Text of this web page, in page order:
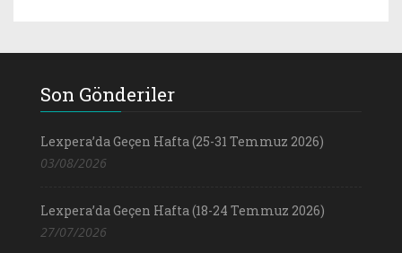
Son Gönderiler
Lexpera’da Geçen Hafta (25-31 Temmuz 2026)
03/08/2026
Lexpera’da Geçen Hafta (18-24 Temmuz 2026)
27/07/2026